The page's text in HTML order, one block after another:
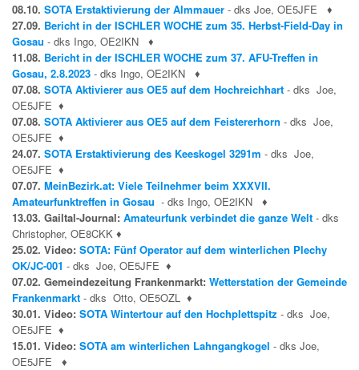
08.10. SOTA Erstaktivierung der Almmauer - dks Joe, OE5JFE
♦
27.09. Bericht in der ISCHLER WOCHE zum 35. Herbst-Field-Day in
Gosau - dks Ingo, OE2IKN
♦
11.08. Bericht in der ISCHLER WOCHE zum 37. AFU-Treffen in
Gosau, 2.8.2023 - dks Ingo, OE2IKN
♦
07.08. SOTA Aktivierer aus OE5 auf dem Hochreichhart - dks Joe,
OE5JFE ♦
07.08. SOTA Aktivierer aus OE5 auf dem Feistererhorn - dks Joe,
OE5JFE ♦
24.07. SOTA Erstaktivierung des Keeskogel 3291m - dks Joe,
OE5JFE ♦
07.07. MeinBezirk.at: Viele Teilnehmer beim XXXVII.
Amateurfunktreffen in Gosau - dks Ingo, OE2IKN
♦
13.03. Gailtal-Journal: Amateurfunk verbindet die ganze Welt - dks
Christopher, OE8CKK ♦
25.02. Video: SOTA: Fünf Operator auf dem winterlichen Plechy
OK/JC-001 - dks Joe, OE5JFE ♦
07.02. Gemeindezeitung Frankenmarkt: Wetterstation der Gemeinde
Frankenmarkt - dks Otto, OE5OZL
♦
30.01. Video: SOTA Wintertour auf den Hochplettspitz - dks Joe,
OE5JFE ♦
15.01. Video: SOTA am winterlichen Lahngangkogel - dks Joe,
OE5JFE
♦